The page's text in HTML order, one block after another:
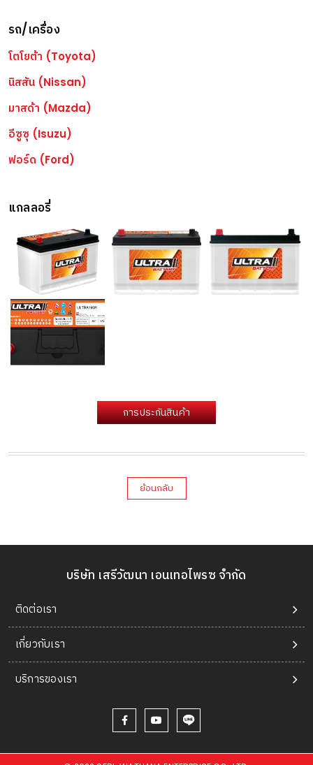
รถ/เครื่อง
โตโยต้า (Toyota)
นิสสัน (Nissan)
มาสด้า (Mazda)
อีซูซุ (Isuzu)
ฟอร์ด (Ford)
แกลลอรี่
การประกันสินค้า
ย้อนกลับ
บริษัท เสรีวัฒนา เอนเทอไพรซ จำกัด
ติดต่อเรา
เกี่ยวกับเรา
บริการของเรา